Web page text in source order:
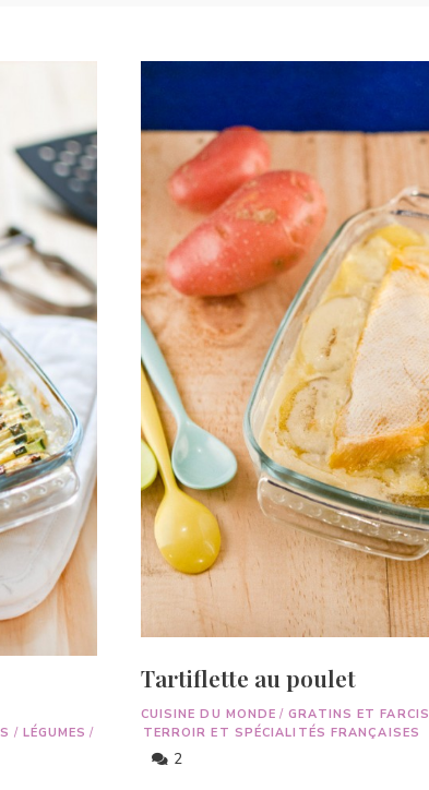
/ LÉGUMES /
Tartiflette au poulet
CUISINE DU MONDE / GRATINS ET FARCIS
TERROIR ET SPÉCIALITÉS FRANÇAISES
2